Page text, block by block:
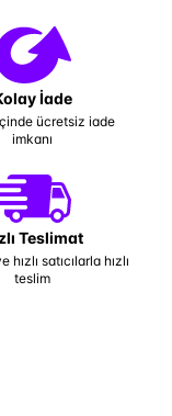
İade
ücretsiz iade
imkanı
Teslimat
hızlı satıcılarla hızlı
teslim